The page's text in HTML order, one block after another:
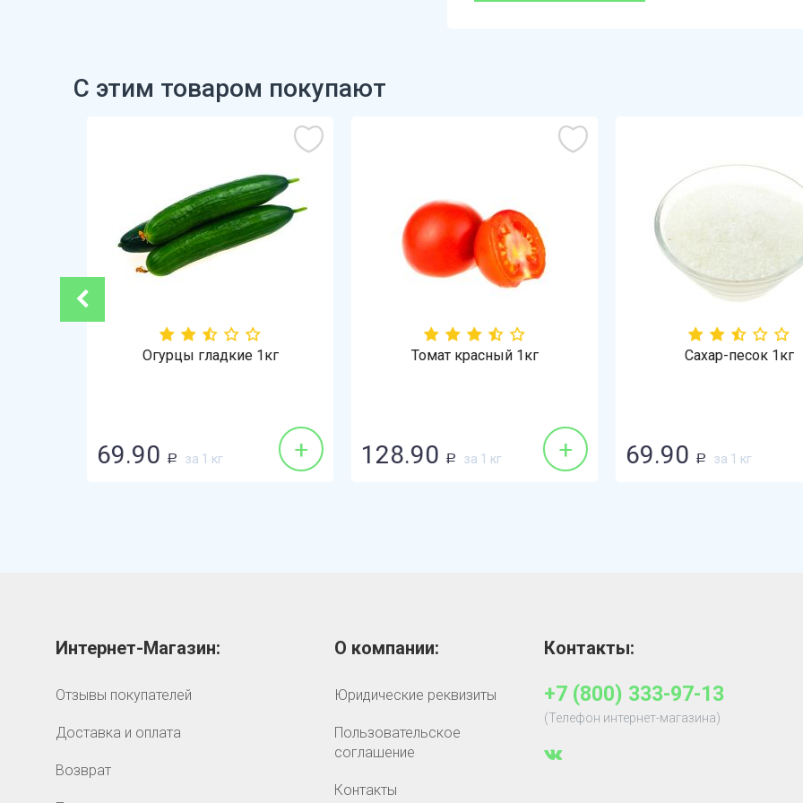
С этим товаром покупают
Огурцы гладкие 1кг
69.90 Р за 1 кг +
Томат красный 1кг
128.90 Р за 1 кг +
Сахар-песок 1кг
69.90 Р за 1 кг
Интернет-Магазин:
Отзывы покупателей
Доставка и оплата
Возврат
О компании:
Юридические реквизиты
Пользовательское
соглашение
Контакты
Контакты:
+7 (800) 333-97-13
(Телефон интернет-магазина)